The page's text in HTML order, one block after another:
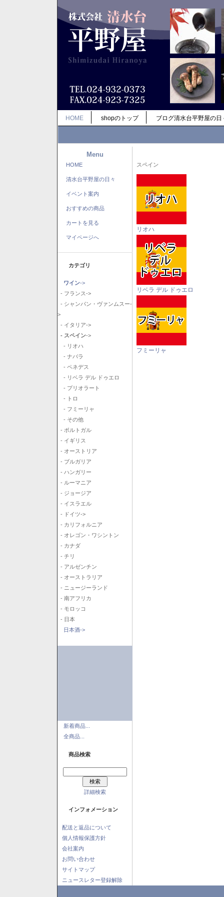
HOME shopのトップ ブログ清水台平野屋の日
Menu
HOME
清水台平野屋の日々
イベント案内
おすすめの商品
カートを見る
マイページへ
カテゴリ
ワイン->
- フランス->
- シャンパン・ヴァンムスー-
>
- イタリア->
- スペイン->
- リオハ
- ナバラ
- ペネデス
- リベラ デル ドゥエロ
- プリオラート
- トロ
- フミーリャ
- その他
- ポルトガル
- イギリス
- オーストリア
- ブルガリア
- ハンガリー
- ルーマニア
- ジョージア
- イスラエル
- ドイツ->
- カリフォルニア
- オレゴン・ワシントン
- カナダ
- チリ
- アルゼンチン
- オーストラリア
- ニュージーランド
- 南アフリカ
- モロッコ
- 日本
日本酒->
新着商品...
全商品...
商品検索
詳細検索
インフォメーション
配送と返品について
個人情報保護方針
会社案内
お問い合わせ
サイトマップ
ニュースレター登録解除
スペイン
リオハ
リベラ デル ドゥエロ
フミーリャ